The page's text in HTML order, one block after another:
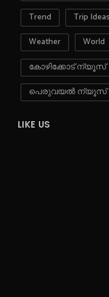
Trend
Trip Ideas
Weather
World
കോഴിക്കോട് ന്യൂസ്
പെരുവയൽ ന്യൂസ്
LIKE US